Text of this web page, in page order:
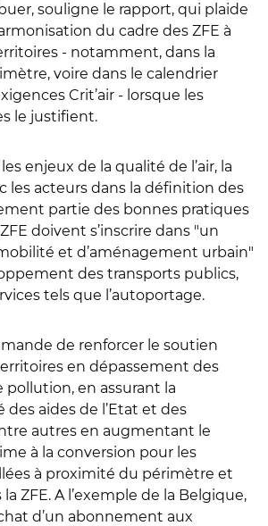
souligne le rapport, qui plaide
du cadre des ZFE à
- notamment, dans la
voire dans le calendrier
Crit’air - lorsque les
le justifient.
enjeux de la qualité de l’air, la
les acteurs dans la définition des
partie des bonnes pratiques
doivent s’inscrire dans "un
et d’aménagement urbain"
des transports publics,
tels que l’autoportage.
de renforcer le soutien
en dépassement des
pollution, en assurant la
aides de l’Etat et des
autres en augmentant le
à la conversion pour les
à proximité du périmètre et
ZFE. A l’exemple de la Belgique,
d’un abonnement aux